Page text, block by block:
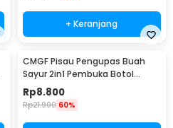
+ Keranjang
CMGF Pisau Pengupas Buah
Sayur 2in1 Pembuka Botol
Multifunctional - CM-21
Rp8.800
Rp21.900 60%